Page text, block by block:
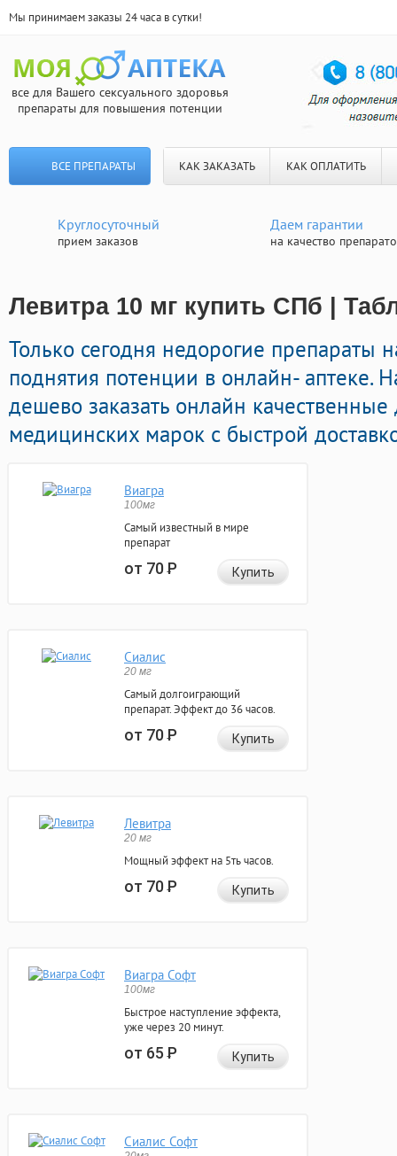
Мы принимаем заказы 24 часа в сутки!
все для Вашего сексуального здоровья
препараты для повышения потенции
ВСЕ ПРЕПАРАТЫ КАК ЗАКАЗАТЬ КАК ОПЛАТИТЬ
Круглосуточный
прием заказов
Даем гарантии
на качество
Левитра 10 мг купить СПб |
Только сегодня недорогие препараты
поднятия потенции в онлайн- аптеке.
дешево заказать онлайн
медицинских марок с быстрой
Виагра
100мг
Самый известный в мире
препарат
от 70Р Купить
Сиалис
20 мг
Самый долгоиграющий
препарат. Эффект до 36 часов.
от 70Р Купить
Левитра
20 мг
Мощный эффект на 5ть часов.
от 70Р Купить
Виагра Софт
100мг
Быстрое наступление эффекта,
уже через 20 минут.
от 65Р Купить
Сиалис Софт